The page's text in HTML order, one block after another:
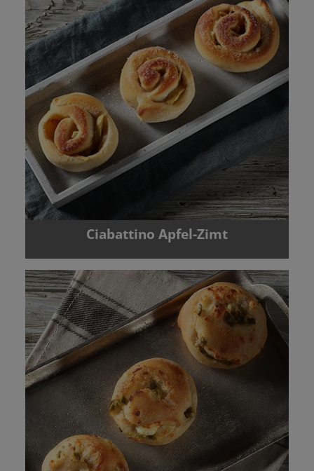
Ciabattino Apfel-Zimt